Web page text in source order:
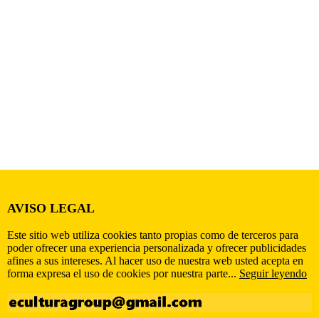
AVISO LEGAL
Este sitio web utiliza cookies tanto propias como de terceros para
poder ofrecer una experiencia personalizada y ofrecer publicidades
afines a sus intereses. Al hacer uso de nuestra web usted acepta en
forma expresa el uso de cookies por nuestra parte... Seguir leyendo